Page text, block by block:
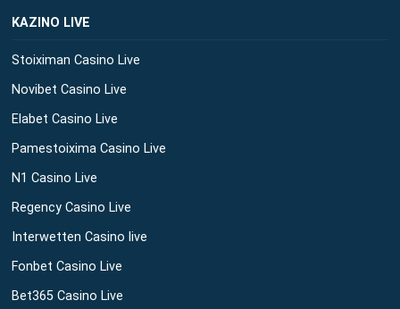
ΚΑΖΙΝΟ LIVE
Stoiximan Casino Live
Novibet Casino Live
Elabet Casino Live
Pamestoixima Casino Live
N1 Casino Live
Regency Casino Live
Interwetten Casino live
Fonbet Casino Live
Bet365 Casino Live